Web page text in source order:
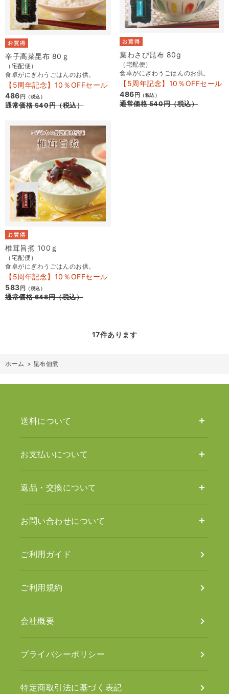
辛子高菜昆布 80ｇ
（宅配便）
食卓がにぎわうごはんのお供。
【5周年記念】10％OFFセール
486 円 （税込）
通常価格540円（税込）
葉わさび昆布 80g
（宅配便）
食卓がにぎわうごはんのお供。
【5周年記念】10％OFFセール
486 円 （税込）
通常価格540円（税込）
椎茸旨煮 100ｇ
（宅配便）
食卓がにぎわうごはんのお供。
【5周年記念】10％OFFセール
583 円 （税込）
通常価格648円（税込）
17件あります
ホーム > 昆布佃煮
送料について
お支払いについて
返品・交換について
お問い合わせについて
ご利用ガイド
ご利用規約
会社概要
プライバシーポリシー
特定商取引法に基づく表記